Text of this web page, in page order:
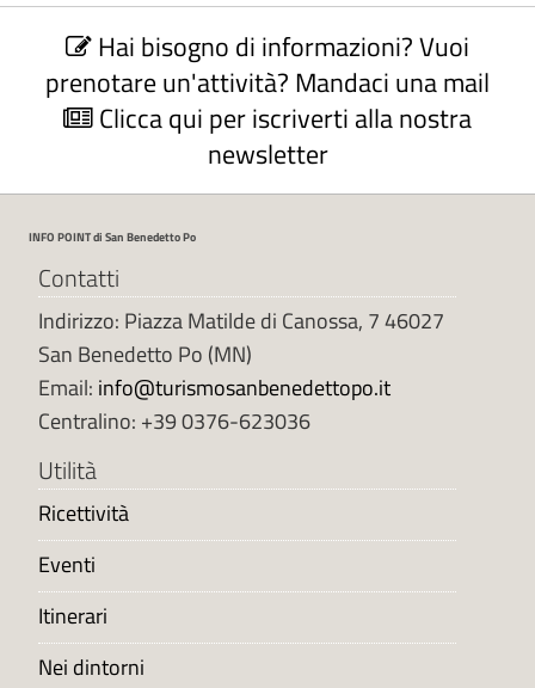
C
t
Hai bisogno di informazioni? Vuoi
prenotare un'attività? Mandaci una mail
Clicca qui per iscriverti alla nostra
newsletter
INFO POINT di San Benedetto Po
Contatti
Indirizzo: Piazza Matilde di Canossa, 7 46027
San Benedetto Po (MN)
Email: info@turismosanbenedettopo.it
Centralino: +39 0376-623036
Utilità
Ricettività
Eventi
Itinerari
Nei dintorni